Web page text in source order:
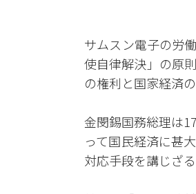
サムスン電子の労
使自律解決」の原
の権利と国家経済
金閔錫国務総理は
って国民経済に甚
対応手段を講じざ